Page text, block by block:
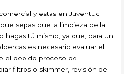
y estas en Juventud
sepas que la limpieza de la
hagas tú mismo, ya que, para un
es necesario evaluar el
el debido proceso de
filtros o skimmer, revisión de